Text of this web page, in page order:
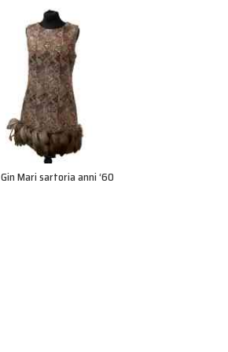
Gin Mari sartoria anni ‘60